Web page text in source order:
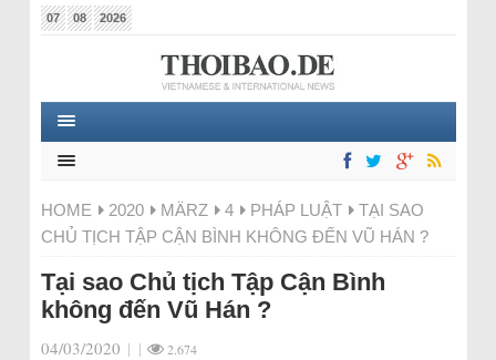
07 08 2026
HOME 2020 MÄRZ 4 PHÁP LUẬT
TẠI SAO
CHỦ TỊCH TẬP CẬN BÌNH KHÔNG ĐẾN VŨ HÁN ?
Tại sao Chủ tịch Tập Cận Bình
không đến Vũ Hán ?
04/03/2020 | | 2.674